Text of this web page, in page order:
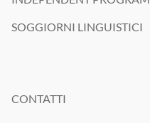
SOGGIORNI LINGUISTICI
CONTATTI